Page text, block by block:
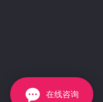
在线咨询